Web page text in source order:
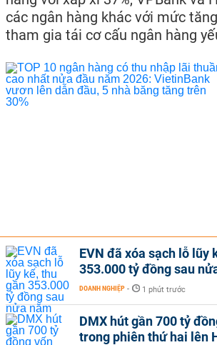
các ngân hàng khác với mức
tham gia tái cơ cấu ngân hàng
EVN đã xóa sạch lỗ lũy
353.000 tỷ đồng sau
DOANH NGHIỆP - 1 phút trước
DMX hút gần 700 tỷ
trong phiên thứ hai lên